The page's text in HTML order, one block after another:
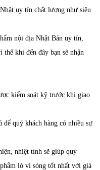
uy tín chất lượng như siêu
nội địa Nhật Bản uy tín,
khi đến đây bạn sẽ nhận
kiểm soát kỹ trước khi giao
để quý khách hàng có nhiều sự
nhiệt tình sẽ giúp quý
lò vi sóng tốt nhất với giá